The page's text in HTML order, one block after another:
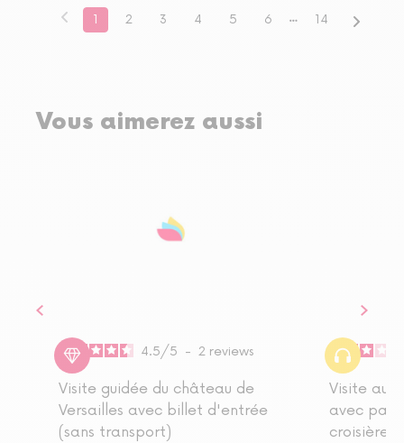
1 2 3 4 5 6 14
Vous aimerez aussi
4.5/5 - 2 reviews
Visite guidée du château de
Versailles avec billet d'entrée
(sans transport)
Visite
avec
croisière